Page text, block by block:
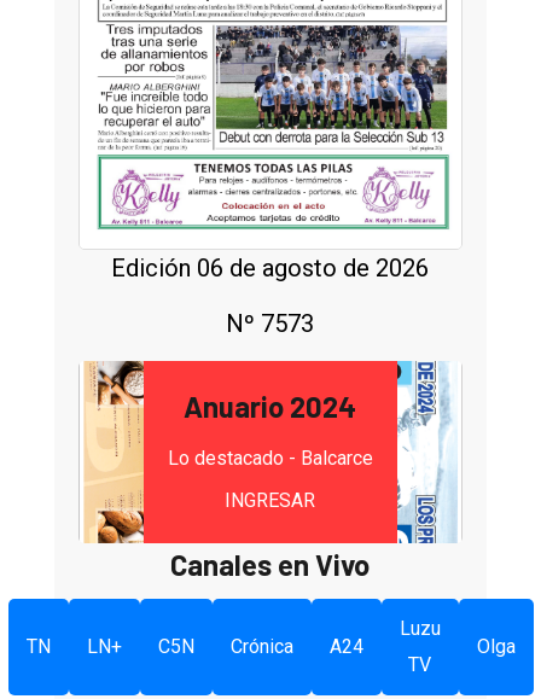
Edición 06 de agosto de 2026
Nº 7573
Anuario 2024
Lo destacado - Balcarce
INGRESAR
Canales en Vivo
TN LN+ C5N Crónica A24
Luzu
TV
Olga